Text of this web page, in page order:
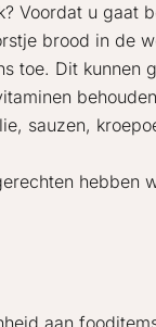
Voordat u gaat
brood in de
toe. Dit kunnen
sauzen,
hebben